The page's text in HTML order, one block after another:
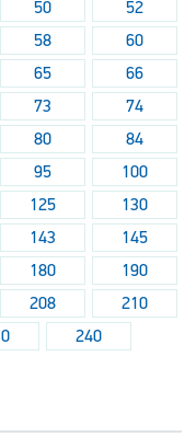
50
52
58
60
65
66
73
74
80
84
95
100
125
130
143
145
180
190
208
210
240